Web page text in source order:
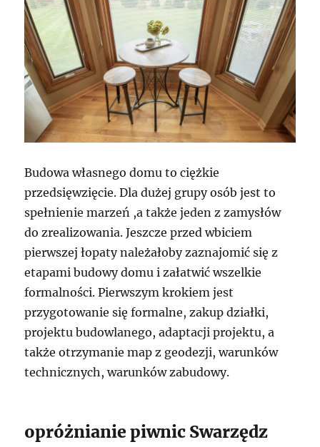
Budowa własnego domu to ciężkie
przedsięwzięcie. Dla dużej grupy osób jest to
spełnienie marzeń ,a także jeden z zamysłów
do zrealizowania. Jeszcze przed wbiciem
pierwszej łopaty należałoby zaznajomić się z
etapami budowy domu i załatwić wszelkie
formalności. Pierwszym krokiem jest
przygotowanie się formalne, zakup działki,
projektu budowlanego, adaptacji projektu, a
także otrzymanie map z geodezji, warunków
technicznych, warunków zabudowy.
opróżnianie piwnic Swarzędz